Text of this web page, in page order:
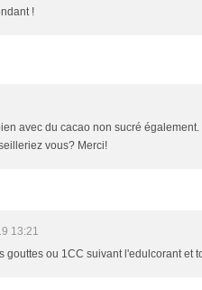
!
avec du cacao non sucré
vous? Merci!
13:21
gouttes ou 1CC suivant l'edulcorant et